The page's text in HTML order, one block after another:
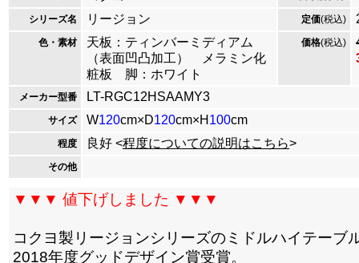
シリーズ名 リージョン 定価(税込)
色・素材
天板：ティンバーミディアム
（表面凹凸加工） メラミン化
粧板 脚：ホワイト
価格(税込)
メーカー型番 LT-RGC12HSAAMY3
サイズ W120cm×D120cm×H 100cm
程度 良好 <程度についての説明はこちら>
その他
▼▼▼ 値下げしました ▼▼▼
コクヨ製リージョンシリーズのミドルハイテーブ
2018年度グッドデザイン賞受賞。